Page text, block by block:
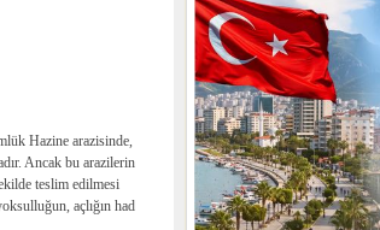
Hazine arazisinde,
Ancak bu arazilerin
teslim edilmesi
açlığın had